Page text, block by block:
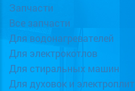
Запчасти
Все запчасти
Для водонагревателей
Для электрокотлов
Для стиральных машин
Для духовок и электроплит